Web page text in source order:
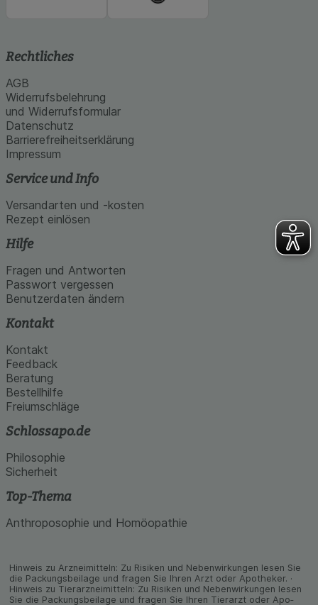
Rechtliches
AGB
Widerrufsbelehrung
und Widerrufsformular
Datenschutz
Barrierefreiheitserklärung
Impressum
Service und Info
Versandarten und -kosten
Rezept einlösen
Hilfe
Fragen und Antworten
Passwort vergessen
Benutzerdaten ändern
Kontakt
Kontakt
Feedback
Beratung
Bestellhilfe
Freiumschläge
Schlossapo.de
Philosophie
Sicherheit
Top-Thema
Anthroposophie und Homöopathie
Hinweis zu Arzneimitteln: Zu Risiken und Neben­wirkungen lesen Sie
die Packungs­beilage und fragen Sie Ihren Arzt oder Apo­theker. ·
Hinweis zu Tier­arz­nei­mitteln: Zu Risiken und Neben­wirkungen lesen
Sie die Packungs­beilage und fragen Sie Ihren Tier­arzt oder Apo­